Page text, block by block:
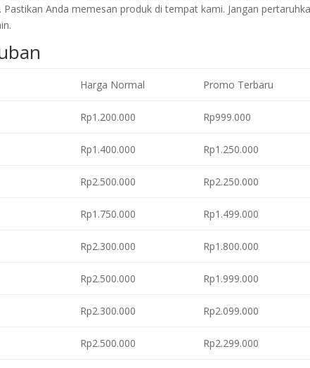
Anda memesan produk di tempat kami. Jangan
Harga Normal Promo Terbaru
Rp1.200.000 Rp999.000
Rp1.400.000 Rp1.250.000
Rp2.500.000 Rp2.250.000
Rp1.750.000 Rp1.499.000
Rp2.300.000 Rp1.800.000
Rp2.500.000 Rp1.999.000
Rp2.300.000 Rp2.099.000
Rp2.500.000 Rp2.299.000